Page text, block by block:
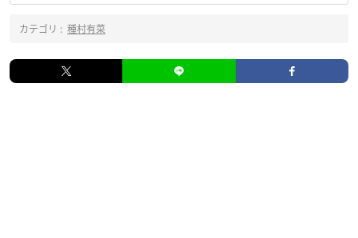
カテゴリ : 種村有菜